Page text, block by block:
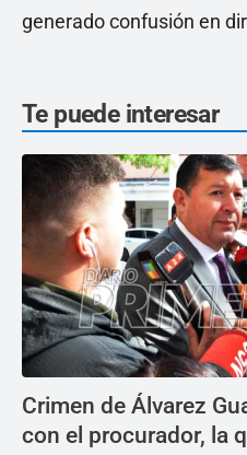
generado confusión en
Te puede interesar
Crimen de Álvarez
con el procurador, la